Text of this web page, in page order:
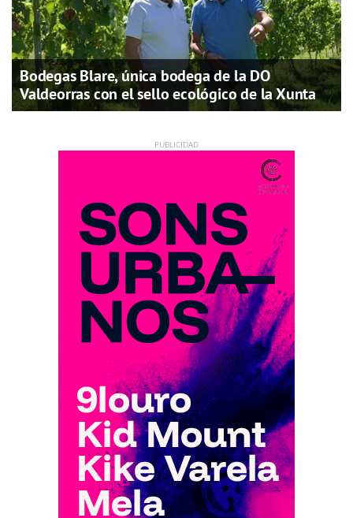
Bodegas Blare, única bodega de la DO
Valdeorras con el sello ecológico de la Xunta